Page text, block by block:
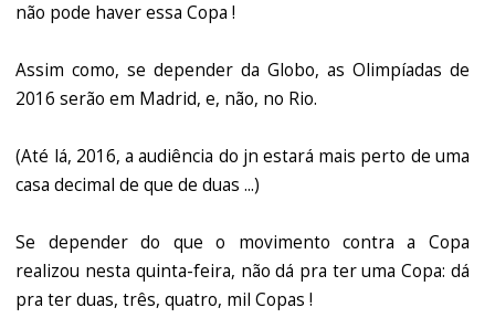
não pode haver essa Copa !
Assim como, se depender da Globo, as Olimpíadas de
2016 serão em Madrid, e, não, no Rio.
(Até lá, 2016, a audiência do jn estará mais perto de uma
casa decimal de que de duas ...)
Se depender do que o movimento contra a Copa
realizou nesta quinta-feira, não dá pra ter uma Copa: dá
pra ter duas, três, quatro, mil Copas !